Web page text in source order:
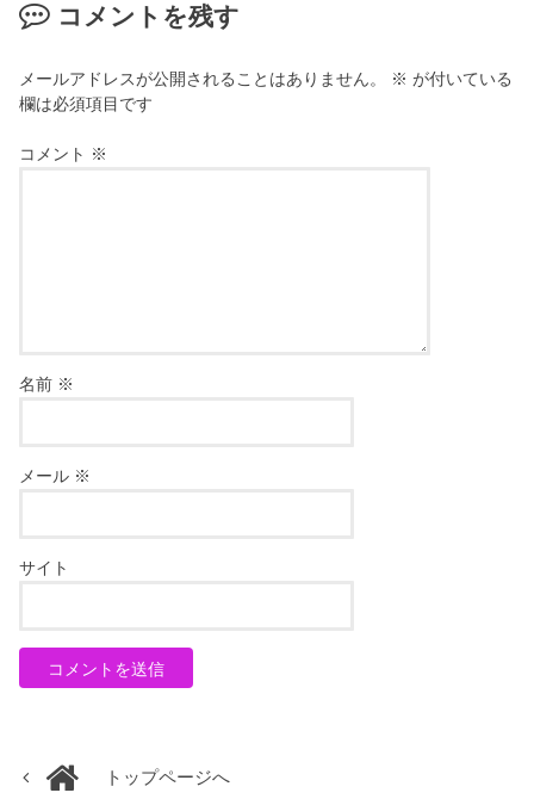
コメントを残す
メールアドレスが公開されることはありません。 ※ が付いている
欄は必須項目です
コメント ※
名前 ※
メール ※
サイト
トップページへ